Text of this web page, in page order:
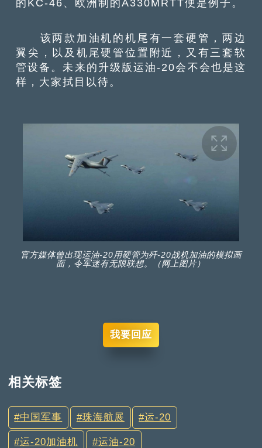
的KC-46、欧洲制的A330MRTT便是例子。
该两款加油机的机尾有一套硬管，两边
翼尖，以及机尾硬管位置附近，又有三套软
管设备。未来的升级版运油-20会不会也是这
样，大家拭目以待。
官方媒体曾出现运油-20用硬管为歼-20战机加油的模拟画
面，令军迷有无限联想。（网上图片）
我要回应
相关标签
中国军事 珠海航展 运-20
运-20加油机 运油-20